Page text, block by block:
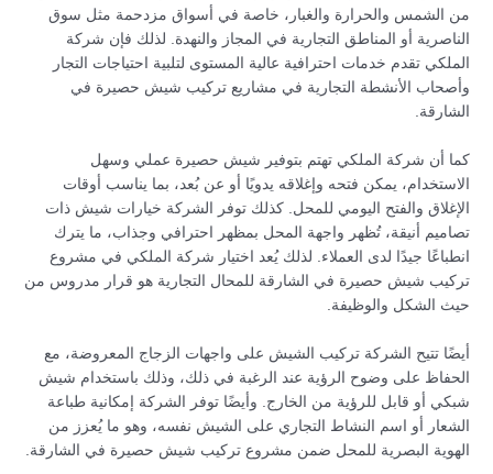
من الشمس والحرارة والغبار، خاصة في أسواق مزدحمة مثل سوق
الناصرية أو المناطق التجارية في المجاز والنهدة. لذلك فإن شركة
الملكي تقدم خدمات احترافية عالية المستوى لتلبية احتياجات التجار
وأصحاب الأنشطة التجارية في مشاريع تركيب شيش حصيرة في
الشارقة.
كما أن شركة الملكي تهتم بتوفير شيش حصيرة عملي وسهل
الاستخدام، يمكن فتحه وإغلاقه يدويًا أو عن بُعد، بما يناسب أوقات
الإغلاق والفتح اليومي للمحل. كذلك توفر الشركة خيارات شيش ذات
تصاميم أنيقة، تُظهر واجهة المحل بمظهر احترافي وجذاب، ما يترك
انطباعًا جيدًا لدى العملاء. لذلك يُعد اختيار شركة الملكي في مشروع
تركيب شيش حصيرة في الشارقة للمحال التجارية هو قرار مدروس من
حيث الشكل والوظيفة.
أيضًا تتيح الشركة تركيب الشيش على واجهات الزجاج المعروضة، مع
الحفاظ على وضوح الرؤية عند الرغبة في ذلك، وذلك باستخدام شيش
شبكي أو قابل للرؤية من الخارج. وأيضًا توفر الشركة إمكانية طباعة
الشعار أو اسم النشاط التجاري على الشيش نفسه، وهو ما يُعزز من
الهوية البصرية للمحل ضمن مشروع تركيب شيش حصيرة في الشارقة.